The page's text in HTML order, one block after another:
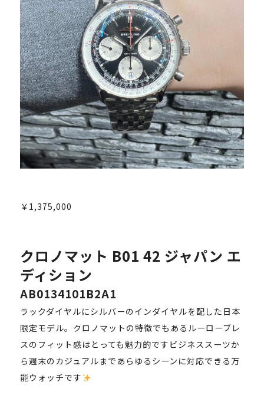
￥1,375,000
クロノマット B01 42 ジャパン エ
ディション
AB0134101B2A1
ラックダイヤルにシルバーのインダイヤルを配した日本
限定モデル。クロノマットの特徴でもあるルーローブレ
スのフィット感はとっても魅力的ですビジネススーツか
ら週末のカジュアルまであらゆるシーンに対応できる万
能ウォッチです